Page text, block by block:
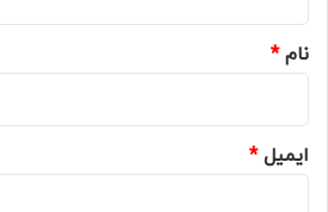
نام*
ایمیل*